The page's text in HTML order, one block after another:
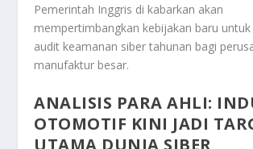
Pemerintah Inggris di kabarkan akan
mempertimbangkan kebijakan baru
audit keamanan siber tahunan bagi
manufaktur besar.
ANALISIS PARA AHLI:
OTOMOTIF KINI JADI
UTAMA DUNIA SIBER